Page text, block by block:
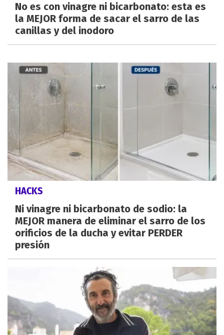
No es con vinagre ni bicarbonato: esta es
la MEJOR forma de sacar el sarro de las
canillas y del inodoro
HACKS
Ni vinagre ni bicarbonato de sodio: la
MEJOR manera de eliminar el sarro de los
orificios de la ducha y evitar PERDER
presión